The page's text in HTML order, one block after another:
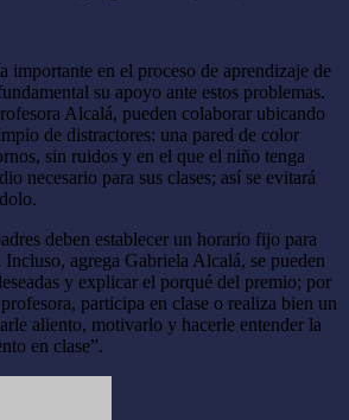
importante en el proceso de aprendizaje de
su apoyo ante estos problemas.
Alcalá, pueden colaborar ubicando
de distractores: una pared de color
sin ruidos y en el que el niño tenga
necesario para sus clases; así se evitará
deben establecer un horario fijo para
agrega Gabriela Alcalá, se pueden
y explicar el porqué del premio; por
participa en clase o realiza bien un
aliento, motivarlo y hacerle entender la
en clase”.